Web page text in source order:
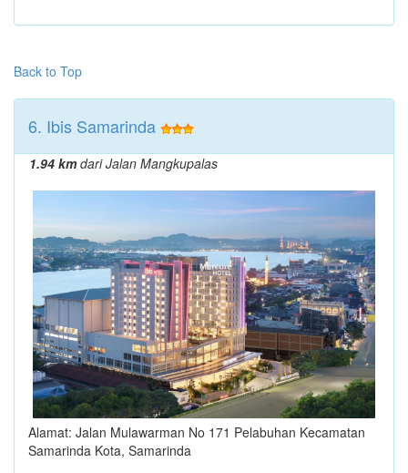
Back to Top
6. Ibis Samarinda
1.94 kmdari Jalan Mangkupalas
Alamat: Jalan Mulawarman No 171 Pelabuhan Kecamatan
Samarinda Kota, Samarinda